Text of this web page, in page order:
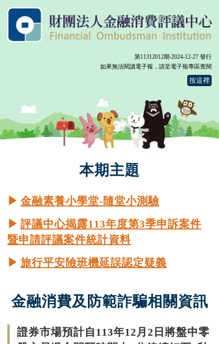
第11312012期‧2024-12-27 發行
如果無法閱讀電子報，請至電子報專區查閱
按這裡
本期主題
▶ 金融素養小學堂-隨堂小測驗
▶ 評議中心揭露113年度第3季申訴案件
暨申請評議案件統計資料
▶ 旅行平安險班機延誤認定疑義
金融消費及防範詐騙相關資訊
證券市場預計自113年12月2日將盤中零